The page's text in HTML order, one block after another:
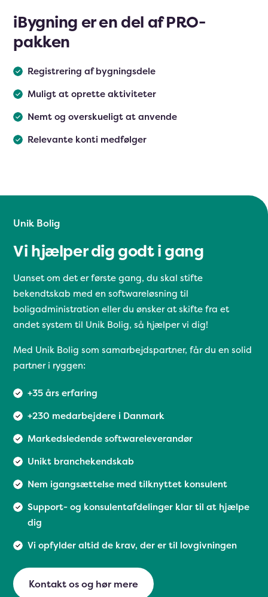
iBygning er en del af PRO-
pakken
Registrering af bygningsdele
Muligt at oprette aktiviteter
Nemt og overskueligt at anvende
Relevante konti medfølger
Unik Bolig
Vi hjælper dig godt i gang
Uanset om det er første gang, du skal stifte
bekendtskab med en softwareløsning til
boligadministration eller du ønsker at skifte fra et
andet system til Unik Bolig, så hjælper vi dig!
Med Unik Bolig som samarbejdspartner, får du en solid
partner i ryggen:
+35 års erfaring
+230 medarbejdere i Danmark
Markedsledende softwareleverandør
Unikt branchekendskab
Nem igangsættelse med tilknyttet konsulent
Support- og konsulentafdelinger klar til at hjælpe
dig
Vi opfylder altid de krav, der er til lovgivningen
Kontakt os og hør mere